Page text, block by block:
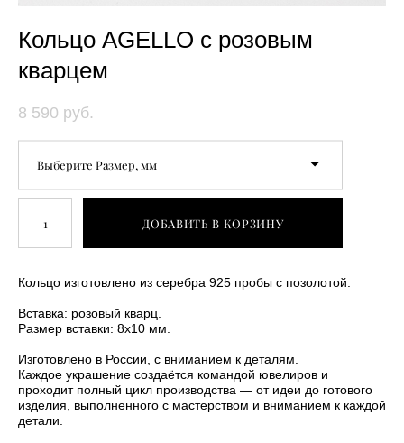
Кольцо AGELLO с розовым
кварцем
8 590 pуб.
Выберите Размер, мм
ДОБАВИТЬ В КОРЗИНУ
Кольцо изготовлено из серебра 925 пробы с позолотой.
Вставка: розовый кварц.
Размер вставки: 8х10 мм.
Изготовлено в России, с вниманием к деталям.
Каждое украшение создаётся командой ювелиров и
проходит полный цикл производства — от идеи до готового
изделия, выполненного с мастерством и вниманием к каждой
детали.